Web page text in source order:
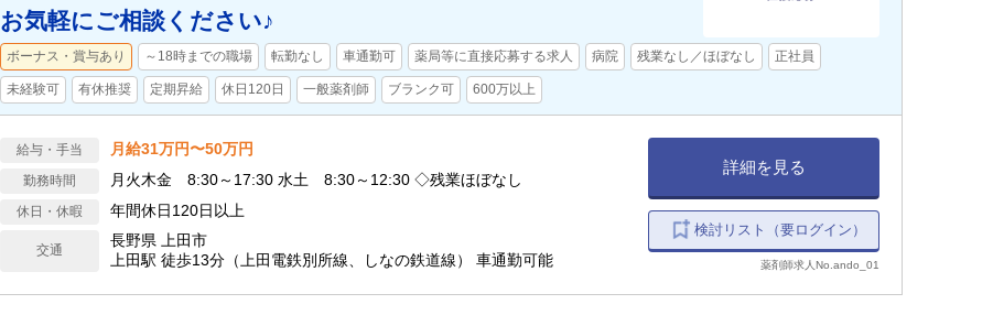
お気軽にご相談ください♪
ボーナス・賞与あり ～18時までの職場 転勤なし 車通勤可 薬局等に直接応募する求人 病院 残業なし／ほぼなし 正社員
未経験可 有休推奨 定期昇給 休日120日 一般薬剤師 ブランク可 600万以上
給与・手当 月給31万円〜50万円
勤務時間 月火木金 8:30～17:30 水土 8:30～12:30 ◇残業ほぼなし
休日・休暇 年間休日120日以上
交通
長野県 上田市
上田駅 徒歩13分（上田電鉄別所線、しなの鉄道線） 車通勤可能
詳細を見る
検討リスト（要ログイン）
薬剤師求人No.ando_01